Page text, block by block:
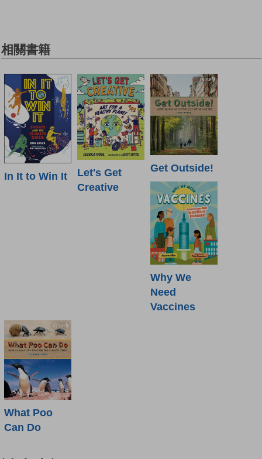
相關書籍
In It to Win It
Let's Get
Creative
Get Outside!
Why We
Need
Vaccines
What Poo
Can Do